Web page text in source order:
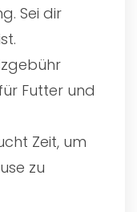
Sei dir
Futter und
Zeit, um
zu